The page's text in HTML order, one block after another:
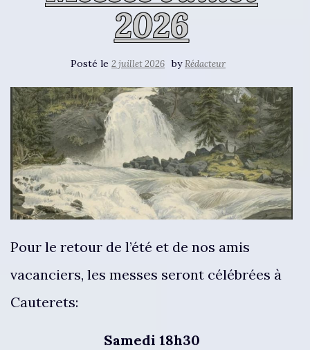
2026
Posté le 2 juillet 2026 byRédacteur
Pour le retour de l’été et de nos amis
vacanciers, les messes seront célébrées à
Cauterets:
Samedi 18h30